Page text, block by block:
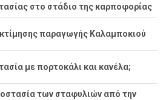
στο στάδιο της καρποφορίας
παραγωγής Καλαμποκιού
με πορτοκάλι και κανέλα;
των σταφυλιών από την